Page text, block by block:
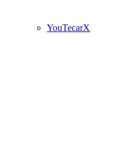
YouTecarX